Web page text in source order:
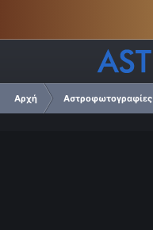
Αρχή Αστροφωτογραφίες